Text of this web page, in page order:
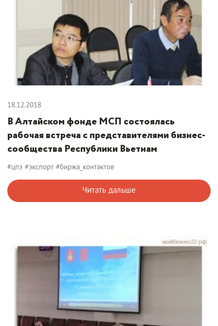
18.12.2018
В Алтайском фонде МСП состоялась
рабочая встреча с представителями бизнес-
сообщества Республики Вьетнам
#цпэ #экспорт #биржа_контактов
Читать дальше